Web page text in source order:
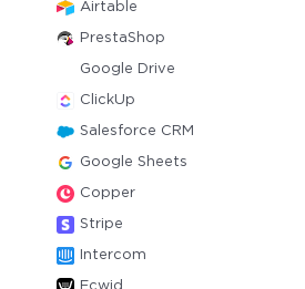
Airtable
PrestaShop
Google Drive
ClickUp
Salesforce CRM
Google Sheets
Copper
Stripe
Intercom
Ecwid